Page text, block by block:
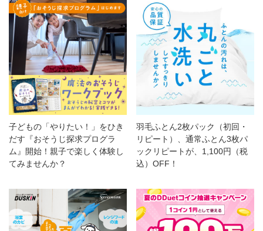
子どもの「やりたい！」をひき
だす『おそうじ探求プログラ
ム』開始！親子で楽しく体験し
てみませんか？
羽毛ふとん2枚パック（初回・
リピート）、通常ふとん3枚パ
ックリピートが、1,100円（税
込）OFF！